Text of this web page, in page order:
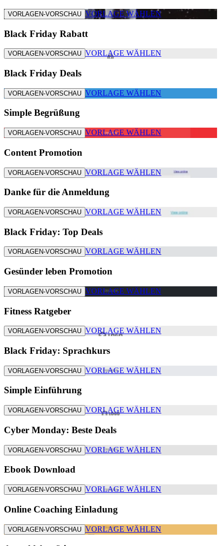
VORLAGEN-VORSCHAU VORLAGE WÄHLEN
Black Friday Rabatt
VORLAGEN-VORSCHAU VORLAGE WÄHLEN
Black Friday Deals
VORLAGEN-VORSCHAU VORLAGE WÄHLEN
Simple Begrüßung
VORLAGEN-VORSCHAU VORLAGE WÄHLEN
Content Promotion
VORLAGEN-VORSCHAU VORLAGE WÄHLEN
Danke für die Anmeldung
VORLAGEN-VORSCHAU VORLAGE WÄHLEN
Black Friday: Top Deals
VORLAGEN-VORSCHAU VORLAGE WÄHLEN
Gesünder leben Promotion
VORLAGEN-VORSCHAU VORLAGE WÄHLEN
Fitness Ratgeber
VORLAGEN-VORSCHAU VORLAGE WÄHLEN
Black Friday: Sprachkurs
VORLAGEN-VORSCHAU VORLAGE WÄHLEN
Simple Einführung
VORLAGEN-VORSCHAU VORLAGE WÄHLEN
Cyber Monday: Beste Deals
VORLAGEN-VORSCHAU VORLAGE WÄHLEN
Ebook Download
VORLAGEN-VORSCHAU VORLAGE WÄHLEN
Online Coaching Einladung
VORLAGEN-VORSCHAU VORLAGE WÄHLEN